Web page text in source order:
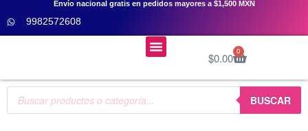
Envío nacional gratis en pedidos mayores a $1,500 MXN
9982572608
Menú
$0.00 0
BUSCAR